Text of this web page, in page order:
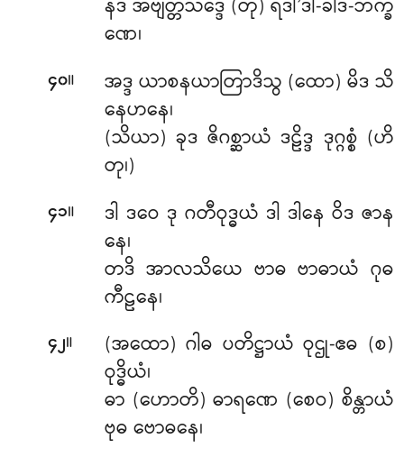
နဒ အဗျတ္တသဒ္ဒေ (တု) ရဒါ’ဒါ-ခါဒ-ဘက္ခ
ဏေ၊
၄၀။
အဒ္ဒ ယာစနယာတြာဒိသွ (ထော) မိဒ သိ
နေဟနေ၊
(သိယာ) ခုဒ ဇိဂစ္ဆာယံ ဒဠိဒ္ဒ ဒုဂ္ဂစ္စံ (ဟိ
တု၊)
၄၁။
ဒါ ဒဝေ ဒု ဂတီဝုဒ္ဓယံ ဒါ ဒါနေ ဝိဒ ဇာန
နေ၊
တဒိ အာလသိယေ ဗာဓ ဗာဓာယံ ဂုဓ
ကီဠနေ၊
၄၂။
(အထော) ဂါဓ ပတိဋ္ဌာယံ ဝုဌု-ဧဓ (စ)
ဝုဒ္ဓိယံ၊
ဓာ (ဟောတိ) ဓာရဏေ (စေဝ) စိန္တာယံ
ဗုဓ ဗောဓနေ၊